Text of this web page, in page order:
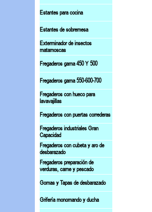
Estantes para cocina
Estantes de sobremesa
Exterminador de insectos
matamoscas
Fregaderos gama 450 Y 500
Fregaderos gama 550-600-700
Fregaderos con hueco para
lavavajillas
Fregaderos con puertas correderas
Fregaderos industriales Gran
Capacidad
Fregaderos con cubeta y aro de
desbarazado
Fregaderos preparación de
verduras, carne y pescado
Gomas y Tapas de desbarazado
Grifería monomando y ducha